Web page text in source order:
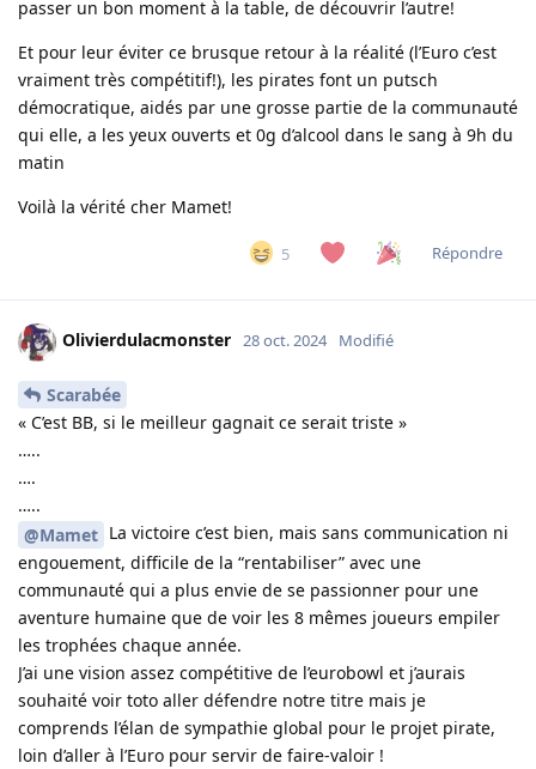
passer un bon moment à la table, de découvrir l’autre!
Et pour leur éviter ce brusque retour à la réalité (l’Euro c’est
vraiment très compétitif!), les pirates font un putsch
démocratique, aidés par une grosse partie de la communauté
qui elle, a les yeux ouverts et 0g d’alcool dans le sang à 9h du
matin
Voilà la vérité cher Mamet!
5 Répondre
Olivierdulacmonster 28 oct. 2024 Modifié
Scarabée
« C’est BB, si le meilleur gagnait ce serait triste »
…..
….
…..
@Mamet La victoire c’est bien, mais sans communication ni
engouement, difficile de la “rentabiliser” avec une
communauté qui a plus envie de se passionner pour une
aventure humaine que de voir les 8 mêmes joueurs empiler
les trophées chaque année.
J’ai une vision assez compétitive de l’eurobowl et j’aurais
souhaité voir toto aller défendre notre titre mais je
comprends l’élan de sympathie global pour le projet pirate,
loin d’aller à l’Euro pour servir de faire-valoir !